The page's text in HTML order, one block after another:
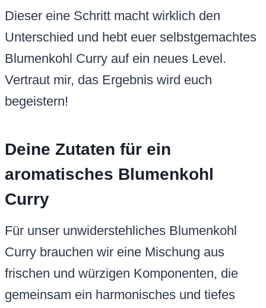
Dieser eine Schritt macht wirklich den
Unterschied und hebt euer selbstgemachtes
Blumenkohl Curry auf ein neues Level.
Vertraut mir, das Ergebnis wird euch
begeistern!
Deine Zutaten für ein
aromatisches Blumenkohl
Curry
Für unser unwiderstehliches Blumenkohl
Curry brauchen wir eine Mischung aus
frischen und würzigen Komponenten, die
gemeinsam ein harmonisches und tiefes